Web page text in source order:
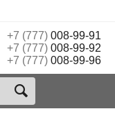
+7 (777)008-99-91
+7 (777)008-99-92
+7 (777)008-99-96